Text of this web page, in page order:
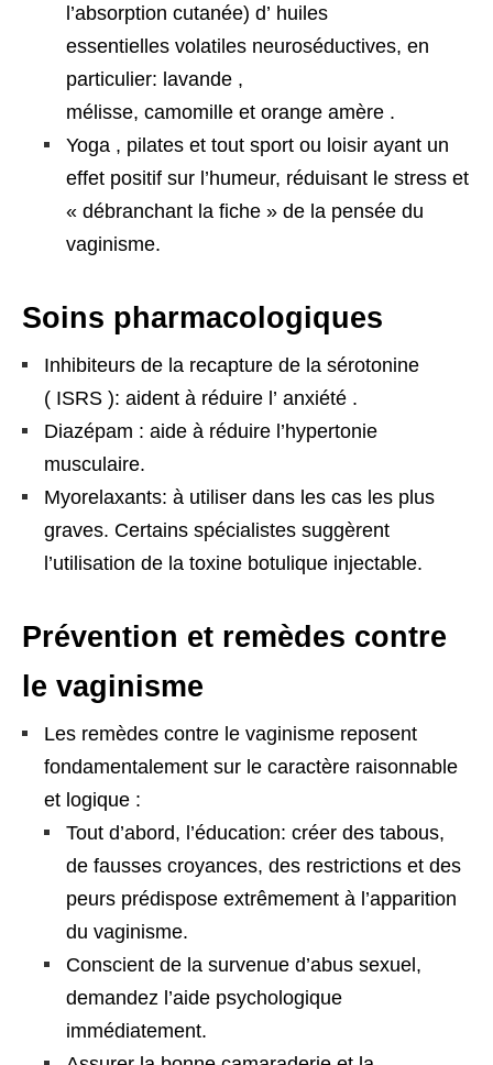
l’absorption cutanée) d’ huiles
essentielles volatiles neuroséductives, en
particulier: lavande ,
mélisse, camomille et orange amère .
Yoga , pilates et tout sport ou loisir ayant un
effet positif sur l’humeur, réduisant le stress et
« débranchant la fiche » de la pensée du
vaginisme.
Soins pharmacologiques
Inhibiteurs de la recapture de la sérotonine
( ISRS ): aident à réduire l’ anxiété .
Diazépam : aide à réduire l’hypertonie
musculaire.
Myorelaxants: à utiliser dans les cas les plus
graves. Certains spécialistes suggèrent
l’utilisation de la toxine botulique injectable.
Prévention et remèdes contre
le vaginisme
Les remèdes contre le vaginisme reposent
fondamentalement sur le caractère raisonnable
et logique :
Tout d’abord, l’éducation: créer des tabous,
de fausses croyances, des restrictions et des
peurs prédispose extrêmement à l’apparition
du vaginisme.
Conscient de la survenue d’abus sexuel,
demandez l’aide psychologique
immédiatement.